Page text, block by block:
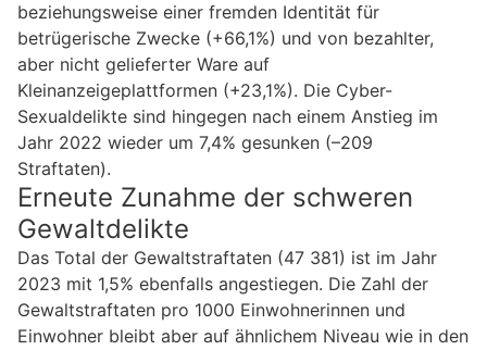
beziehungsweise einer fremden Identität für
betrügerische Zwecke (+66,1%) und von bezahlter,
aber nicht gelieferter Ware auf
Kleinanzeigeplattformen (+23,1%). Die Cyber-
Sexualdelikte sind hingegen nach einem Anstieg im
Jahr 2022 wieder um 7,4% gesunken (–209
Straftaten).
Erneute Zunahme der schweren
Gewaltdelikte
Das Total der Gewaltstraftaten (47 381) ist im Jahr
2023 mit 1,5% ebenfalls angestiegen. Die Zahl der
Gewaltstraftaten pro 1000 Einwohnerinnen und
Einwohner bleibt aber auf ähnlichem Niveau wie in den